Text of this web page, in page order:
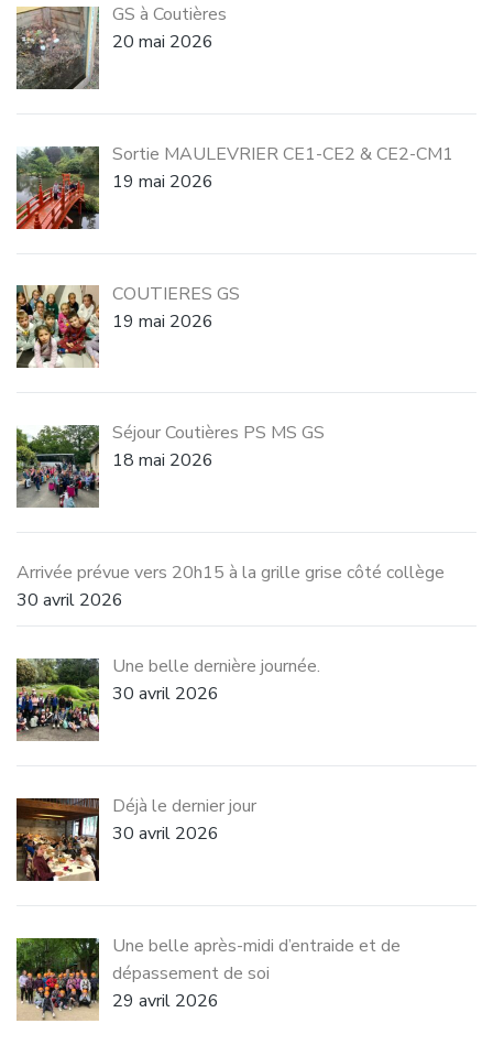
GS à Coutières
20 mai 2026
Sortie MAULEVRIER CE1-CE2 & CE2-CM1
19 mai 2026
COUTIERES GS
19 mai 2026
Séjour Coutières PS MS GS
18 mai 2026
Arrivée prévue vers 20h15 à la grille grise côté collège
30 avril 2026
Une belle dernière journée.
30 avril 2026
Déjà le dernier jour
30 avril 2026
Une belle après-midi d’entraide et de
dépassement de soi
29 avril 2026